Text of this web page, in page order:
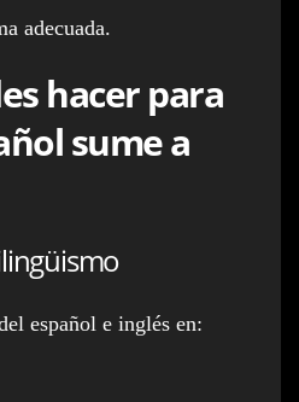
adecuada.
hacer para
sume a
español e inglés en: